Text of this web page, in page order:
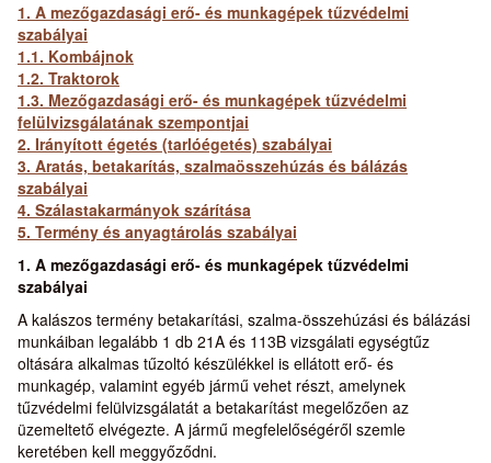
1. A mezőgazdasági erő- és munkagépek tűzvédelmi
szabályai
1.1. Kombájnok
1.2. Traktorok
1.3. Mezőgazdasági erő- és munkagépek tűzvédelmi
felülvizsgálatának szempontjai
2. Irányított égetés (tarlóégetés) szabályai
3. Aratás, betakarítás, szalmaösszehúzás és bálázás
szabályai
4. Szálastakarmányok szárítása
5. Termény és anyagtárolás szabályai
1. A mezőgazdasági erő- és munkagépek tűzvédelmi
szabályai
A kalászos termény betakarítási, szalma-összehúzási és bálázási
munkáiban legalább 1 db 21A és 113B vizsgálati egységtűz
oltására alkalmas tűzoltó készülékkel is ellátott erő- és
munkagép, valamint egyéb jármű vehet részt, amelynek
tűzvédelmi felülvizsgálatát a betakarítást megelőzően az
üzemeltető elvégezte. A jármű megfelelőségéről szemle
keretében kell meggyőződni.